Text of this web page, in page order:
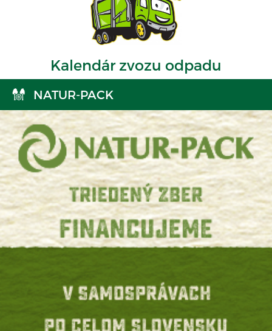
Kalendár zvozu odpadu
NATUR-PACK